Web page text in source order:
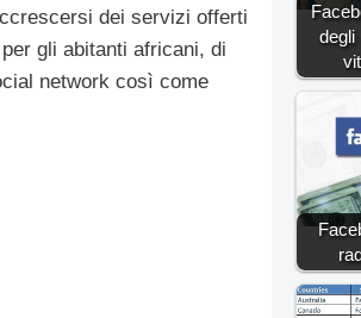
dei servizi offerti
gli abitanti africani, di
network così come
degli